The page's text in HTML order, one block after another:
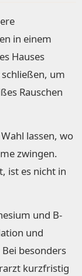
in einem
Hauses
um
Rauschen
lassen, wo
zwingen.
ist es nicht in
und B-
und
besonders
kurzfristig